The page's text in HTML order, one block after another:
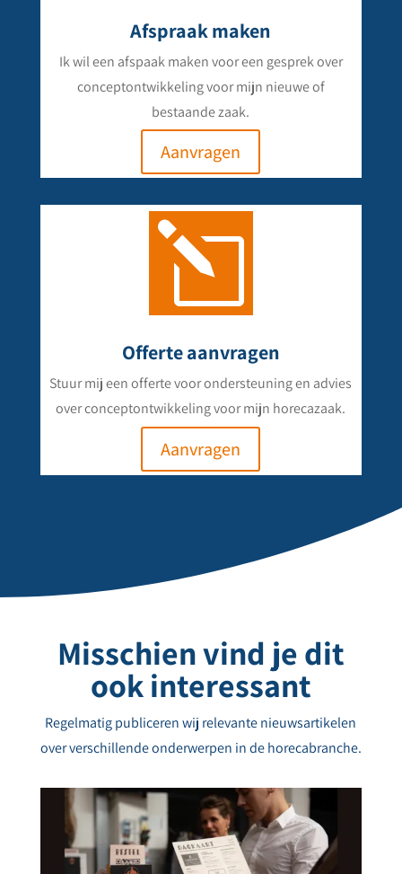
Afspraak maken
Ik wil een afspaak maken voor een gesprek over
conceptontwikkeling voor mijn nieuwe of
bestaande zaak.
Aanvragen
l
Offerte aanvragen
Stuur mij een offerte voor ondersteuning en advies
over conceptontwikkeling voor mijn horecazaak.
Aanvragen
Misschien vind je dit
ook interessant
Regelmatig publiceren wij relevante nieuwsartikelen
over verschillende onderwerpen in de horecabranche.